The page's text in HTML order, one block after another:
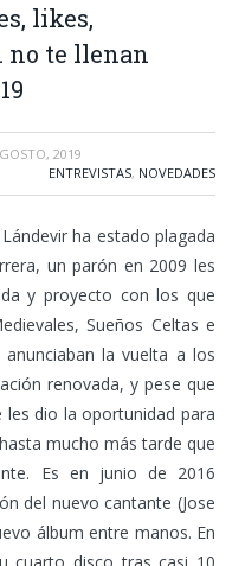
likes,
no te llenan
2019
ENTREVISTAS, NOVEDADES
ha estado plagada
un parón en 2009 les
y proyecto con los que
Sueños Celtas e
la vuelta a los
renovada, y pese que
dio la oportunidad para
mucho más tarde que
Es en junio de 2016
del nuevo cantante (Jose
álbum entre manos. En